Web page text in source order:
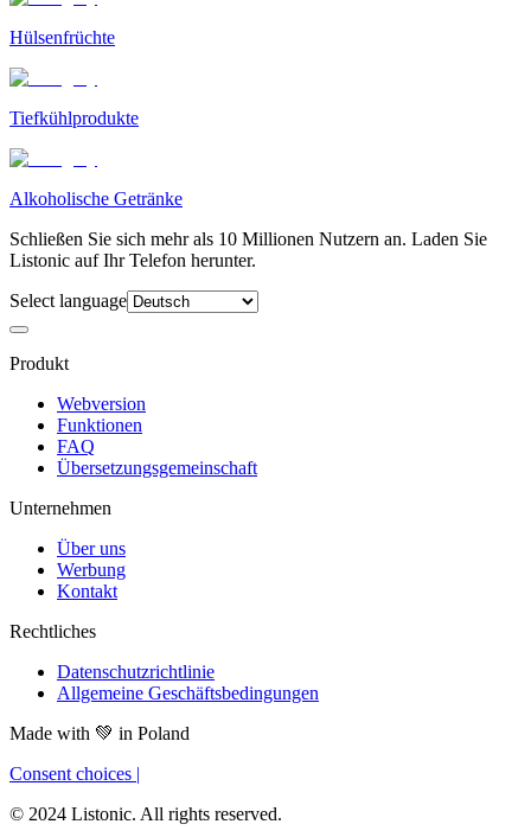
Hülsenfrüchte
Tiefkühlprodukte
Alkoholische Getränke
Schließen Sie sich mehr als 10 Millionen Nutzern an. Laden Sie
Listonic auf Ihr Telefon herunter.
Select language
Produkt
Webversion
Funktionen
FAQ
Übersetzungsgemeinschaft
Unternehmen
Über uns
Werbung
Kontakt
Rechtliches
Datenschutzrichtlinie
Allgemeine Geschäftsbedingungen
Made with 💚 in Poland
Consent choices |
© 2024 Listonic. All rights reserved.